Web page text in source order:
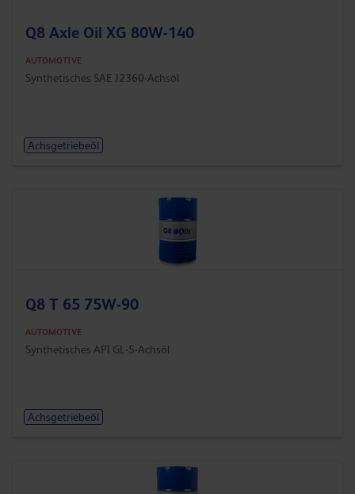
Q8 Axle Oil XG 80W-140
AUTOMOTIVE
Synthetisches SAE J2360-Achsöl
Achsgetriebeöl
Q8 T 65 75W-90
AUTOMOTIVE
Synthetisches API GL-5-Achsöl
Achsgetriebeöl